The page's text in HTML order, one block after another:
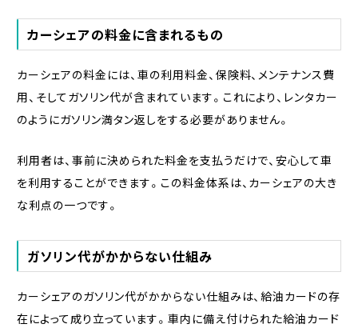
カーシェアの料金に含まれるもの
カーシェアの料金には、車の利用料金、保険料、メンテナンス費
用、そしてガソリン代が含まれています。これにより、レンタカー
のようにガソリン満タン返しをする必要がありません。
利用者は、事前に決められた料金を支払うだけで、安心して車
を利用することができます。この料金体系は、カーシェアの大き
な利点の一つです。
ガソリン代がかからない仕組み
カーシェアのガソリン代がかからない仕組みは、給油カードの存
在によって成り立っています。車内に備え付けられた給油カード